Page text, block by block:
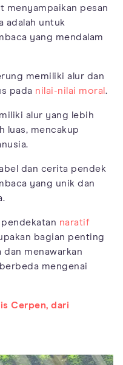
menyampaikan pesan
adalah untuk
yang mendalam
memiliki alur dan
pada nilai-nilai moral .
alur yang lebih
luas, mencakup
dan cerita pendek
yang unik dan
naratif
bagian penting
dan menawarkan
mengenai
Cerpen, dari